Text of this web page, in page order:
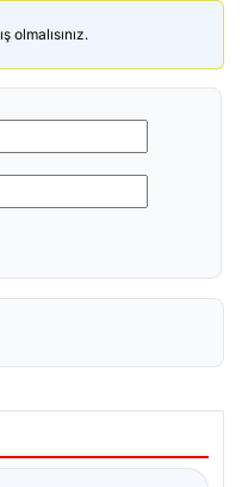
olmalısınız.